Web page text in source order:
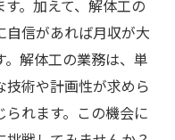
。加えて、解体工の
信があれば月収が大
解体工の業務は、単
術や計画性が求めら
れます。この機会に